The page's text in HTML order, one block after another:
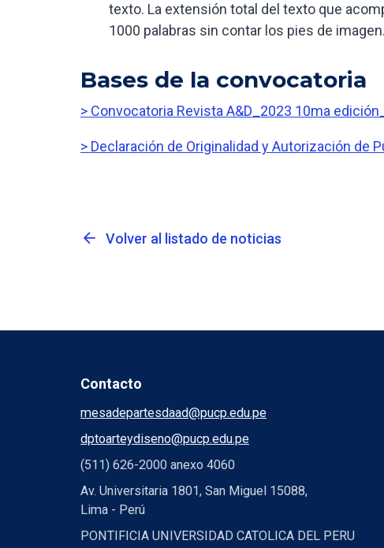
texto. La extensión total del texto que
1000 palabras sin contar los pies de imagen.
Bases de la convocatoria
> Convocatoria Revista A&D_2023 10ma
> Declaración de Originalidad y Autorización de
arrow_back Volver al listado de noticias
Contacto
mesadepartesdaad@pucp.edu.pe
dptoarteydiseno@pucp.edu.pe
(511) 626-2000 anexo 4060
Av. Universitaria 1801, San Miguel 15088,
Lima - Perú
PONTIFICIA UNIVERSIDAD CATOLICA DEL PERU